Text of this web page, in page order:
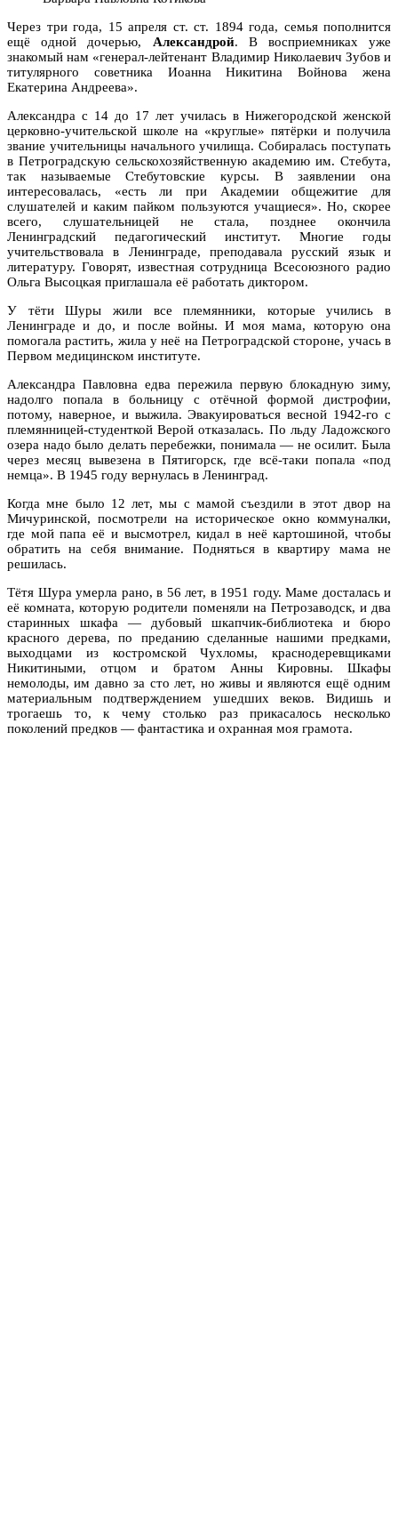
Через три года, 15 апреля ст. ст. 1894 года, семья пополнится
ещё одной дочерью, Александрой. В восприемниках уже
знакомый нам «генерал-лейтенант Владимир Николаевич Зубов и
титулярного советника Иоанна Никитина Войнова жена
Екатерина Андреева».
Александра с 14 до 17 лет училась в Нижегородской женской
церковно-учительской школе на «круглые» пятёрки и получила
звание учительницы начального училища. Собиралась поступать
в Петроградскую сельскохозяйственную академию им. Стебута,
так называемые Стебутовские курсы. В заявлении она
интересовалась, «есть ли при Академии общежитие для
слушателей и каким пайком пользуются учащиеся». Но, скорее
всего, слушательницей не стала, позднее окончила
Ленинградский педагогический институт. Многие годы
учительствовала в Ленинграде, преподавала русский язык и
литературу. Говорят, известная сотрудница Всесоюзного радио
Ольга Высоцкая приглашала её работать диктором.
У тёти Шуры жили все племянники, которые учились в
Ленинграде и до, и после войны. И моя мама, которую она
помогала растить, жила у неё на Петроградской стороне, учась в
Первом медицинском институте.
Александра Павловна едва пережила первую блокадную зиму,
надолго попала в больницу с отёчной формой дистрофии,
потому, наверное, и выжила. Эвакуироваться весной 1942-го с
племянницей-студенткой Верой отказалась. По льду Ладожского
озера надо было делать перебежки, понимала — не осилит. Была
через месяц вывезена в Пятигорск, где всё-таки попала «под
немца». В 1945 году вернулась в Ленинград.
Когда мне было 12 лет, мы с мамой съездили в этот двор на
Мичуринской, посмотрели на историческое окно коммуналки,
где мой папа её и высмотрел, кидал в неё картошиной, чтобы
обратить на себя внимание. Подняться в квартиру мама не
решилась.
Тётя Шура умерла рано, в 56 лет, в 1951 году. Маме досталась и
её комната, которую родители поменяли на Петрозаводск, и два
старинных шкафа — дубовый шкапчик-библиотека и бюро
красного дерева, по преданию сделанные нашими предками,
выходцами из костромской Чухломы, краснодеревщиками
Никитиными, отцом и братом Анны Кировны. Шкафы
немолоды, им давно за сто лет, но живы и являются ещё одним
материальным подтверждением ушедших веков. Видишь и
трогаешь то, к чему столько раз прикасалось несколько
поколений предков — фантастика и охранная моя грамота.